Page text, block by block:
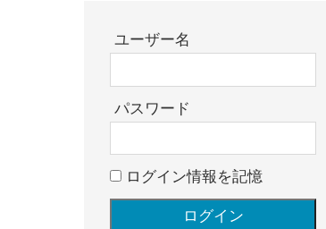
入・
却・
ユーザー名
パスワード
ログイン情報を記憶